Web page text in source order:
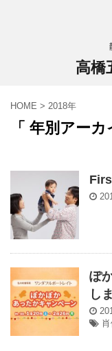
高橋
HOME > 2018年
「 年別アー
ぽ
し